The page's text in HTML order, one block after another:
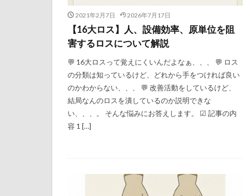
2021年2月7日 2026年7月17日
【16大ロス】人、設備効率、原単位を阻
害するロスについて解説
💬 16大ロスって覚えにくいんだよなぁ、、、 💬 ロス
の分類は知っているけど、どれから手をつければ良い
のかわからない、、、 💬 改善活動をしているけど、
結局なんのロスを潰しているのか説明できな
い、、、。 そんな悩みにお答えします。 ☑ 記事の内
容 1 […]